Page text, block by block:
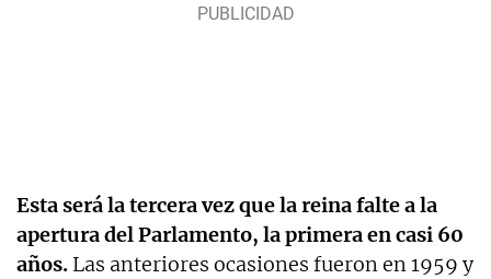
Esta será la tercera vez que la reina falte a la
apertura del Parlamento, la primera en casi 60
años. Las anteriores ocasiones fueron en 1959 y